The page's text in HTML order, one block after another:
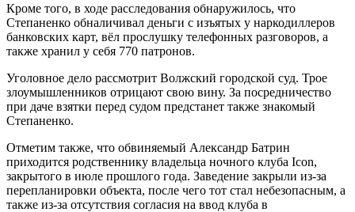
Кроме того, в ходе расследования обнаружилось, что
Степаненко обналичивал деньги с изъятых у наркодиллеров
банковских карт, вёл прослушку телефонных разговоров, а
также хранил у себя 770 патронов.
Уголовное дело рассмотрит Волжский городской суд. Трое
злоумышленников отрицают свою вину. За посредничество
при даче взятки перед судом предстанет также знакомый
Степаненко.
Отметим также, что обвиняемый Александр Батрин
приходится родственнику владельца ночного клуба Icon,
закрытого в июле прошлого года. Заведение закрыли из-за
перепланировки объекта, после чего тот стал небезопасным, а
также из-за отсутствия согласия на ввод клуба в